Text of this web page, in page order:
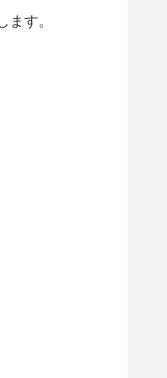
ます。